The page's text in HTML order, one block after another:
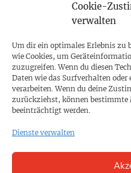
Cookie-
verwalten
Um dir ein optimales Erlebnis zu
wie Cookies, um
zuzugreifen. Wenn du diesen
Daten wie das Surfverhalten oder
verarbeiten. Wenn du deine
zurückziehst, können
beeinträchtigt werden.
Dienste verwalten
PRINTAUSGABE
PROKOMPAKT
Impressum
SPENDEN
Datenschutz